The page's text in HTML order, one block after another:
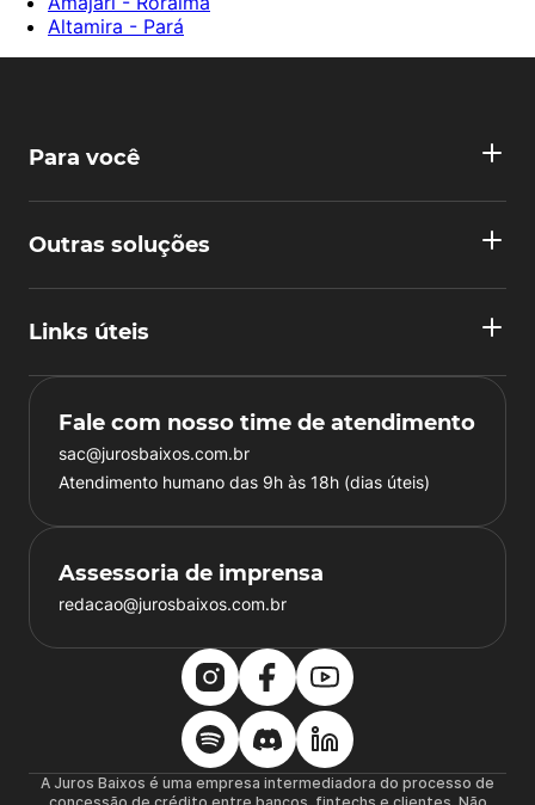
Altamira - Pará
Para você
Outras soluções
Links úteis
Fale com nosso time de atendimento
sac@jurosbaixos.com.br
Atendimento humano das 9h às 18h (dias úteis)
Assessoria de imprensa
redacao@jurosbaixos.com.br
A Juros Baixos é uma empresa intermediadora do processo de